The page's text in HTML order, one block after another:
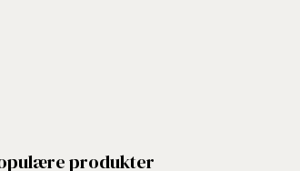
produkter